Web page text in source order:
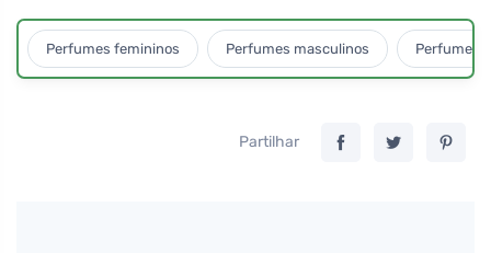
Perfumes femininos Perfumes masculinos Perfumes
Partilhar